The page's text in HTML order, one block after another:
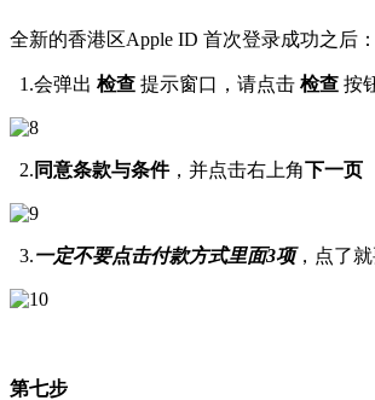
全新的香港区Apple ID 首次登录成功之后：
1.会弹出 检查 提示窗口，请点击 检查 按
2. 同意条款与条件，并点击右上角下一页
3.一定不要点击付款方式里面3项，点了
第七步